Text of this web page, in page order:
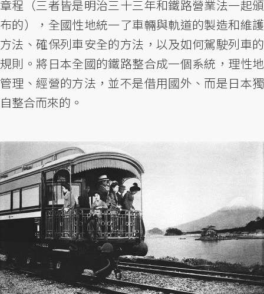
章程（三者皆是明治三十三年和鐵路營業法一起頒
布的），全國性地統一了車輛與軌道的製造和維護
方法、確保列車安全的方法，以及如何駕駛列車的
規則。將日本全國的鐵路整合成一個系統，理性地
管理、經營的方法，並不是借用國外、而是日本獨
自整合而來的。